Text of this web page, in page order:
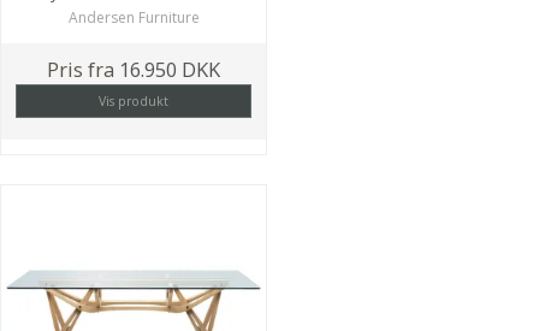
Andersen Furniture
Pris fra 16.950 DKK
Vis produkt